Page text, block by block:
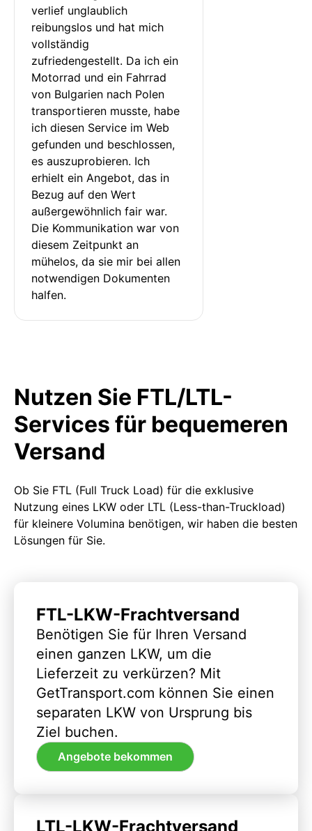
verlief unglaublich
reibungslos und hat mich
vollständig
zufriedengestellt. Da ich ein
Motorrad und ein Fahrrad
von Bulgarien nach Polen
transportieren musste, habe
ich diesen Service im Web
gefunden und beschlossen,
es auszuprobieren. Ich
erhielt ein Angebot, das in
Bezug auf den Wert
außergewöhnlich fair war.
Die Kommunikation war von
diesem Zeitpunkt an
mühelos, da sie mir bei allen
notwendigen Dokumenten
halfen.
Nutzen Sie FTL/LTL-
Services für bequemeren
Versand
Ob Sie FTL (Full Truck Load) für die exklusive
Nutzung eines LKW oder LTL (Less-than-Truckload)
für kleinere Volumina benötigen, wir haben die besten
Lösungen für Sie.
FTL-LKW-Frachtversand
Benötigen Sie für Ihren Versand
einen ganzen LKW, um die
Lieferzeit zu verkürzen? Mit
GetTransport.com können Sie einen
separaten LKW von Ursprung bis
Ziel buchen.
Angebote bekommen
LTL-LKW-Frachtversand